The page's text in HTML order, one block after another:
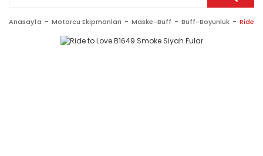
Anasayfa Motorcu Ekipmanları Maske-Buff Buff-Boyunluk Ride